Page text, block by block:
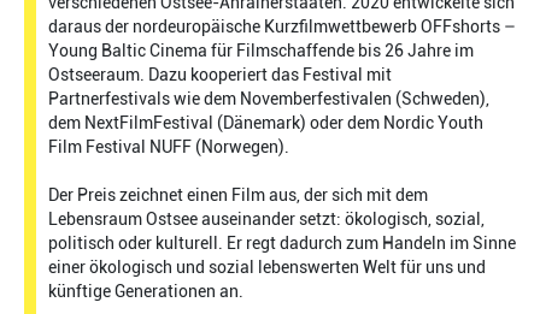
daraus der nordeuropäische Kurzfilmwettbewerb OFFshorts –
Young Baltic Cinema für Filmschaffende bis 26 Jahre im
Ostseeraum. Dazu kooperiert das Festival mit
Partnerfestivals wie dem Novemberfestivalen (Schweden),
dem NextFilmFestival (Dänemark) oder dem Nordic Youth
Film Festival NUFF (Norwegen).
Der Preis zeichnet einen Film aus, der sich mit dem
Lebensraum Ostsee auseinander setzt: ökologisch, sozial,
politisch oder kulturell. Er regt dadurch zum Handeln im Sinne
einer ökologisch und sozial lebenswerten Welt für uns und
künftige Generationen an.